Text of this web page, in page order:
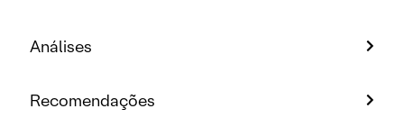
Análises
Recomendações